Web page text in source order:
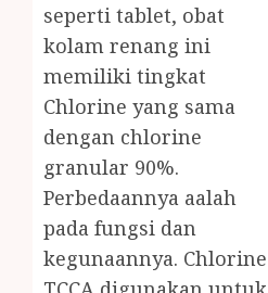
seperti tablet, obat
kolam renang ini
memiliki tingkat
Chlorine yang sama
dengan chlorine
granular 90%.
Perbedaannya aalah
pada fungsi dan
kegunaannya. Chlorine